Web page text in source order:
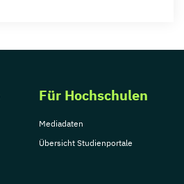
Für Hochschulen
Mediadaten
Übersicht Studienportale